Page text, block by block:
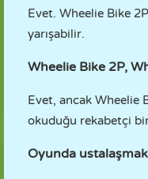
Evet. Wheelie Bike
yarışabilir.
Wheelie Bike 2P,
Evet, ancak Wheelie
okuduğu rekabetçi
Oyunda